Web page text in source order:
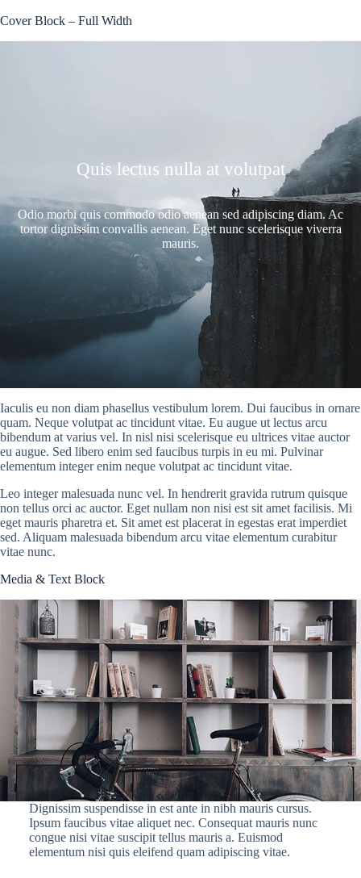
Cover Block – Full Width
Quis lectus nulla at volutpat
Odio morbi quis commodo odio aenean sed adipiscing diam. Ac
tortor dignissim convallis aenean. Eget nunc scelerisque viverra
mauris.
Iaculis eu non diam phasellus vestibulum lorem. Dui faucibus in ornare
quam. Neque volutpat ac tincidunt vitae. Eu augue ut lectus arcu
bibendum at varius vel. In nisl nisi scelerisque eu ultrices vitae auctor
eu augue. Sed libero enim sed faucibus turpis in eu mi. Pulvinar
elementum integer enim neque volutpat ac tincidunt vitae.
Leo integer malesuada nunc vel. In hendrerit gravida rutrum quisque
non tellus orci ac auctor. Eget nullam non nisi est sit amet facilisis. Mi
eget mauris pharetra et. Sit amet est placerat in egestas erat imperdiet
sed. Aliquam malesuada bibendum arcu vitae elementum curabitur
vitae nunc.
Media & Text Block
Dignissim suspendisse in est ante in nibh mauris cursus.
Ipsum faucibus vitae aliquet nec. Consequat mauris nunc
congue nisi vitae suscipit tellus mauris a. Euismod
elementum nisi quis eleifend quam adipiscing vitae.